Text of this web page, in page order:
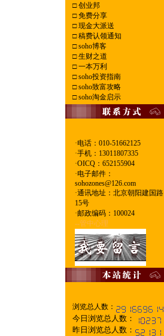
□创业邦
□免费分享
□现金大派送
□稿费认领通知
□soho博客
□生财之道
□一本万利
□soho投资指南
□soho致富攻略
□soho淘金启示
·电话：010-51662125
·手机：13011807335
·OICQ：652155904
·电子邮件：
sohozones@126.com
·通讯地址：北京朝阳建国路
15号
·邮政编码：100024
--管中心理
浏览总人数：
今日浏览总人数：
昨日浏览总人数：